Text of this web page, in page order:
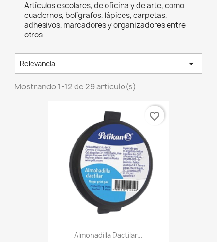
Artículos escolares, de oficina y de arte, como
cuadernos, bolígrafos, lápices, carpetas,
adhesivos, marcadores y organizadores entre
otros
Relevancia 
Mostrando 1-12 de 29 artículo(s)
Almohadilla Dactilar...
favorite_border